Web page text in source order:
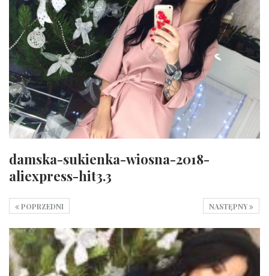
damska-sukienka-wiosna-2018-
aliexpress-hit3.3
NASTĘPNY
POPRZEDNI